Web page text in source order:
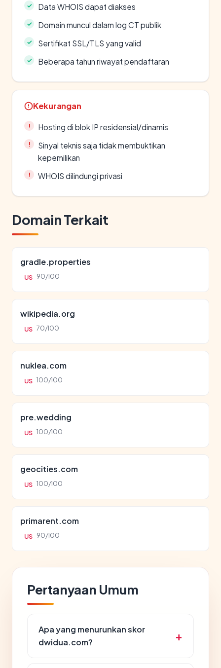
Data WHOIS dapat diakses
Domain muncul dalam log CT publik
Sertifikat SSL/TLS yang valid
Beberapa tahun riwayat pendaftaran
Kekurangan
Hosting di blok IP residensial/dinamis
Sinyal teknis saja tidak membuktikan
kepemilikan
WHOIS dilindungi privasi
Domain Terkait
gradle.properties
US 90/100
wikipedia.org
US 70/100
nuklea.com
US 100/100
pre.wedding
US 100/100
geocities.com
US 100/100
primarent.com
US 90/100
Pertanyaan Umum
Apa yang menurunkan skor
dwidua.com?